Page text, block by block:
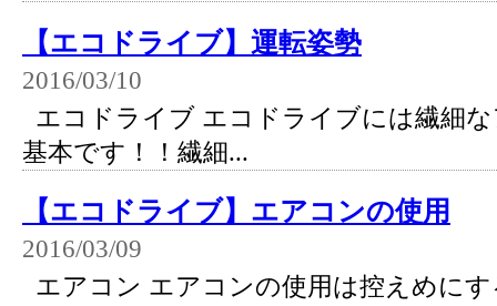
【エコドライブ】運転姿勢
2016/03/10
エコドライブ エコドライブには繊細
基本です！！繊細...
【エコドライブ】エアコンの使用
2016/03/09
エアコン エアコンの使用は控えめに